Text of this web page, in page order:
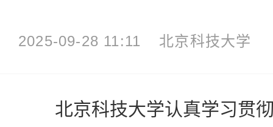
2025-09-28 11:11 北京科技大学
北京科技大学认真学习贯彻